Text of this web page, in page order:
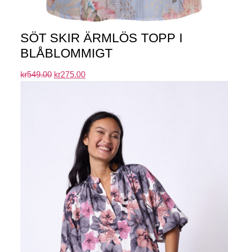
SÖT SKIR ÄRMLÖS TOPP I
BLÅBLOMMIGT
kr549.00 kr275.00